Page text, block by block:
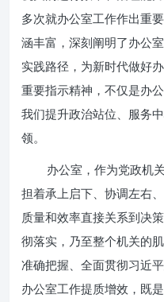
多次就办公室工作作出重
涵丰富，深刻阐明了办公
实践路径，为新时代做好
重要指示精神，不仅是办
我们提升政治站位、服务
领。
办公室，作为党政机
担着承上启下、协调左右
质量和效率直接关系到决
彻落实，乃至整个机关的
准确把握、全面贯彻习近
办公室工作提质增效，既